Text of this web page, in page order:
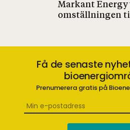
Markant Energy
omställningen
Få de senaste
Prenumerera gratis på